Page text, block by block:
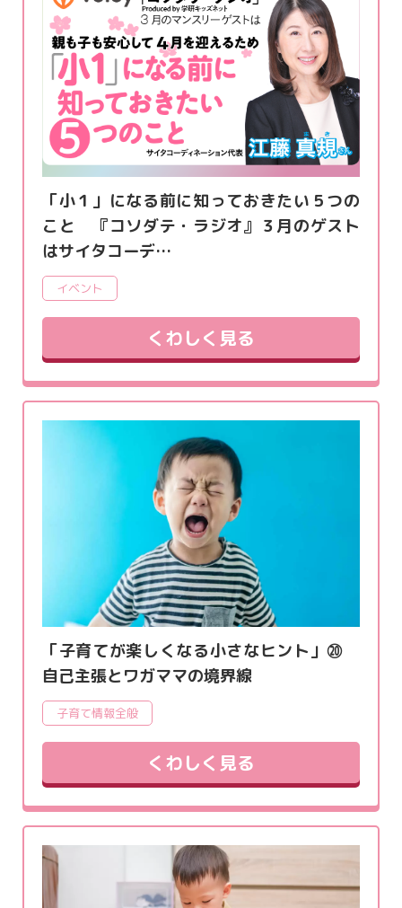
「小１」になる前に知っておきたい５つの
こと 『コソダテ・ラジオ』３月のゲスト
はサイタコーデ…
イベント
くわしく見る
「子育てが楽しくなる小さなヒント」⑳
自己主張とワガママの境界線
子育て情報全般
くわしく見る